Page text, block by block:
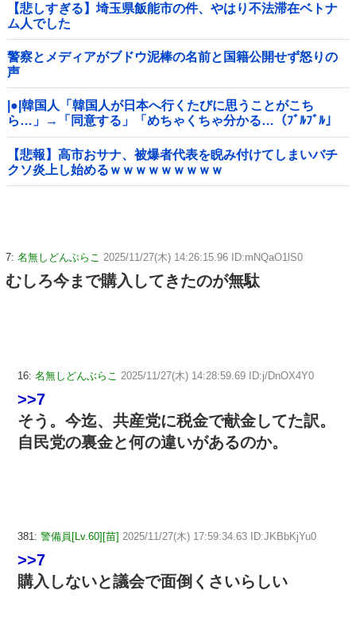
【悲しすぎる】埼玉県飯能市の件、やはり不法滞在ベトナ
ム人でした
警察とメディアがブドウ泥棒の名前と国籍公開せず怒りの
声
|●|韓国人「韓国人が日本へ行くたびに思うことがこち
ら…」→「同意する」「めちゃくちゃ分かる…（ﾌﾞﾙﾌﾞﾙ」
＝韓国の反応
【悲報】高市おサナ、被爆者代表を睨み付けてしまいバチ
クソ炎上し始めるｗｗｗｗｗｗｗｗｗ
7: 名無しどんぶらこ 2025/11/27(木) 14:26:15.96 ID:mNQaO1lS0
むしろ今まで購入してきたのが無駄
16: 名無しどんぶらこ 2025/11/27(木) 14:28:59.69 ID:j/DnOX4Y0
>>7
そう。今迄、共産党に税金で献金してた訳。
自民党の裏金と何の違いがあるのか。
381: 警備員[Lv.60][苗] 2025/11/27(木) 17:59:34.63 ID:JKBbKjYu0
>>7
購入しないと議会で面倒くさいらしい